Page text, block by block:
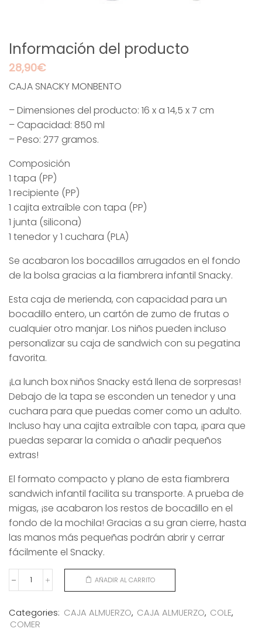
Información del producto
28,90€
CAJA SNACKY MONBENTO
– Dimensiones del producto: 16 x a 14,5 x 7 cm
– Capacidad: 850 ml
– Peso: 277 gramos.
Composición
1 tapa (PP)
1 recipiente (PP)
1 cajita extraíble con tapa (PP)
1 junta (silicona)
1 tenedor y 1 cuchara (PLA)
Se acabaron los bocadillos arrugados en el fondo
de la bolsa gracias a la fiambrera infantil Snacky.
Esta caja de merienda, con capacidad para un
bocadillo entero, un cartón de zumo de frutas o
cualquier otro manjar. Los niños pueden incluso
personalizar su caja de sandwich con su pegatina
favorita.
¡La lunch box niños Snacky está llena de sorpresas!
Debajo de la tapa se esconden un tenedor y una
cuchara para que puedas comer como un adulto.
Incluso hay una cajita extraíble con tapa, ¡para que
puedas separar la comida o añadir pequeños
extras!
El formato compacto y plano de esta fiambrera
sandwich infantil facilita su transporte. A prueba de
migas, ¡se acabaron los restos de bocadillo en el
fondo de la mochila! Gracias a su gran cierre, hasta
las manos más pequeñas podrán abrir y cerrar
fácilmente el Snacky.
CAJA
SNACKY
BIRDS
AÑADIR AL CARRITO
Categories: CAJA ALMUERZO, CAJA ALMUERZO, COLE,
COMER